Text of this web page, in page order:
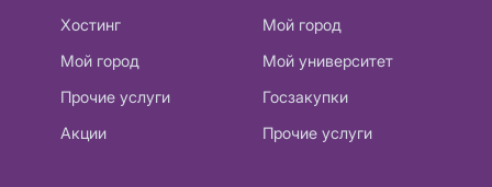
Хостинг
Мой город
Прочие услуги
Акции
Мой город
Мой университет
Госзакупки
Прочие услуги